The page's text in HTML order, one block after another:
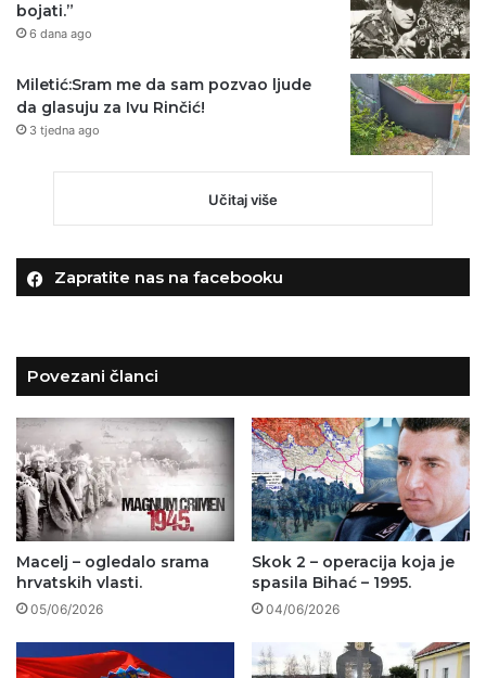
bojati.”
6 dana ago
Miletić:Sram me da sam pozvao ljude
da glasuju za Ivu Rinčić!
3 tjedna ago
Učitaj više
Zapratite nas na facebooku
Povezani članci
Macelj – ogledalo srama
hrvatskih vlasti.
05/06/2026
Skok 2 – operacija koja je
spasila Bihać – 1995.
04/06/2026